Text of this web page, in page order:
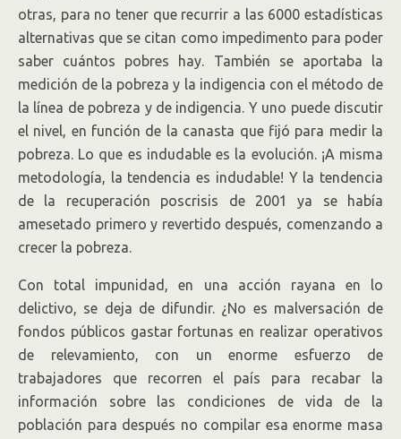
otras, para no tener que recurrir a las 6000 estadísticas
alternativas que se citan como impedimento para poder
saber cuántos pobres hay. También se aportaba la
medición de la pobreza y la indigencia con el método de
la línea de pobreza y de indigencia. Y uno puede discutir
el nivel, en función de la canasta que fijó para medir la
pobreza. Lo que es indudable es la evolución. ¡A misma
metodología, la tendencia es indudable! Y la tendencia
de la recuperación poscrisis de 2001 ya se había
amesetado primero y revertido después, comenzando a
crecer la pobreza.
Con total impunidad, en una acción rayana en lo
delictivo, se deja de difundir. ¿No es malversación de
fondos públicos gastar fortunas en realizar operativos
de relevamiento, con un enorme esfuerzo de
trabajadores que recorren el país para recabar la
información sobre las condiciones de vida de la
población para después no compilar esa enorme masa